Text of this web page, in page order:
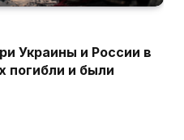
Украины и России в
погибли и были